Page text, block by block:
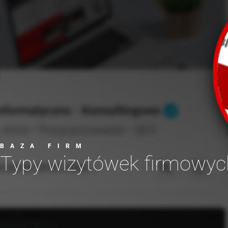
BAZA FIRM
Typy wizytówek